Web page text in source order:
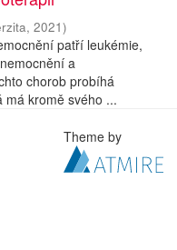
, 2021)
patří leukémie,
a
chorob probíhá
má kromě svého ...
Theme by